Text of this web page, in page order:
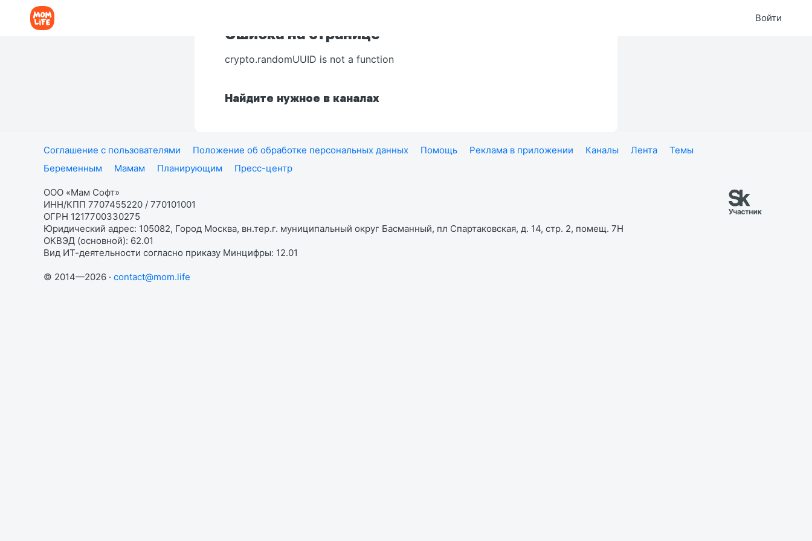
Войти
Ошибка на странице
crypto.randomUUID is not a function
Найдите нужное в каналах
Соглашение с пользователями Положение об обработке персональных данных Помощь Реклама в приложении Каналы Лента
Темы
Беременным
Мамам Планирующим Пресс-центр
ООО «Мам Софт»
ИНН/КПП 7707455220 / 770101001
ОГРН 1217700330275
Юридический адрес: 105082, Город Москва, вн.тер.г. муниципальный округ Басманный, пл Спартаковская, д. 14, стр. 2, помещ. 7Н
ОКВЭД (основной): 62.01
Вид ИТ-деятельности согласно приказу Минцифры: 12.01
© 2014—2026 · contact@mom.life